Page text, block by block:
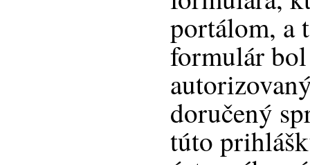
portálom, a
formulár
doručený
túto